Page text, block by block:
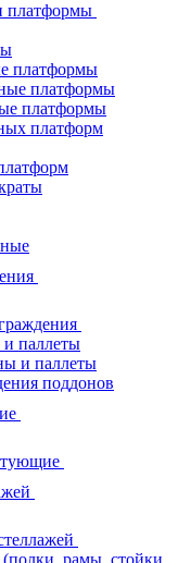
платформы
платформы
платформы
платформы
платформ
паллеты
и паллеты
поддонов
рамы, стойки,